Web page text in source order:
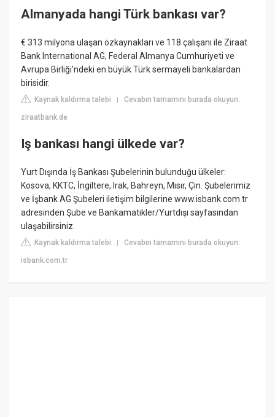
Almanyada hangi Türk bankası var?
€ 313 milyona ulaşan özkaynakları ve 118 çalışanı ile Ziraat
Bank International AG, Federal Almanya Cumhuriyeti ve
Avrupa Birliği'ndeki en büyük Türk sermayeli bankalardan
birisidir.
Kaynak kaldırma talebi |Cevabın tamamını burada okuyun:
ziraatbank.de
Iş bankası hangi ülkede var?
Yurt Dışında İş Bankası Şubelerinin bulunduğu ülkeler:
Kosova, KKTC, İngiltere, Irak, Bahreyn, Mısır, Çin. Şubelerimiz
ve İşbank AG Şubeleri iletişim bilgilerine www.isbank.com.tr
adresinden Şube ve Bankamatikler/Yurtdışı sayfasından
ulaşabilirsiniz.
Kaynak kaldırma talebi |Cevabın tamamını burada okuyun:
isbank.com.tr